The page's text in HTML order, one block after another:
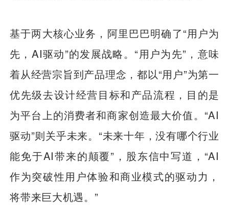
基于两大核心业务，阿里巴巴明确了“用户为
先，AI驱动”的发展战略。“用户为先”，意味
着从经营宗旨到产品理念，都以“用户”为第一
优先级去设计经营目标和产品流程，目的是
为平台上的消费者和商家创造最大价值。“AI
驱动”则关乎未来。“未来十年，没有哪个行业
能免于AI带来的颠覆”，股东信中写道，“AI
作为突破性用户体验和商业模式的驱动力，
将带来巨大机遇。”